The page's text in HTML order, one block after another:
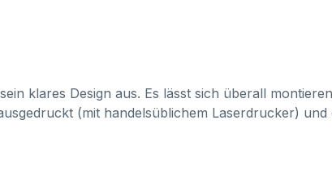
klares Design aus. Es lässt sich überall
(mit handelsüblichem Laserdrucker)